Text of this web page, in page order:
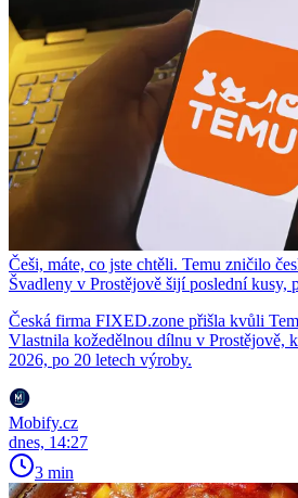
Češi, máte, co jste chtěli. Temu zničilo
Švadleny v Prostějově šijí poslední kusy,
Česká firma FIXED.zone přišla kvůli
Vlastnila kožedělnou dílnu v Prostějově,
2026, po 20 letech výroby.
Mobify.cz
dnes, 14:27
3 min